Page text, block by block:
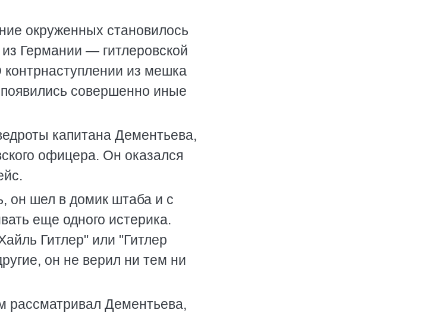
окруженных становилось
Германии — гитлеровской
из мешка
совершенно иные
капитана Дементьева,
офицера. Он оказался
он шел в домик штаба и с
еще одного истерика.
Гитлер" или "Гитлер
он не верил ни тем ни
рассматривал Дементьева,